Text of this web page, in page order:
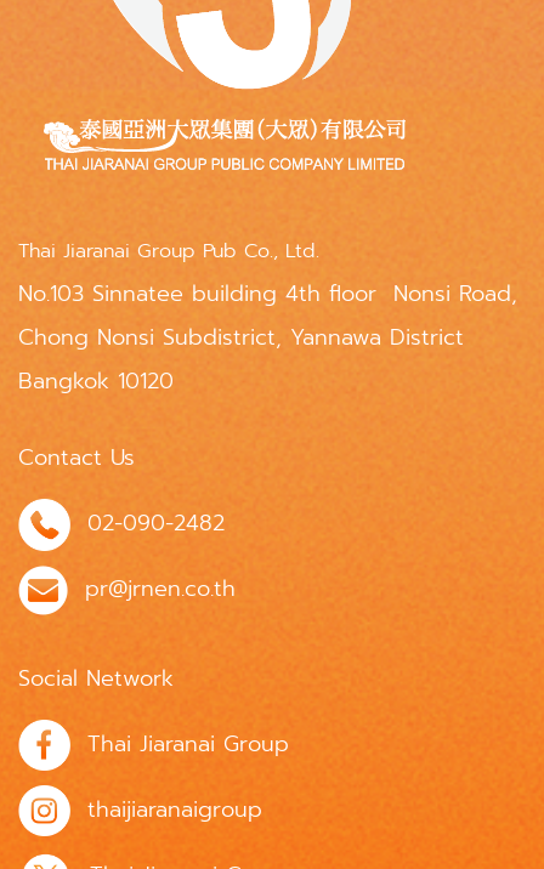
Thai Jiaranai Group Pub Co., Ltd.
No.103 Sinnatee building 4th floor Nonsi Road,
Chong Nonsi Subdistrict, Yannawa District
Bangkok 10120
Contact Us
02-090-2482
pr@jrnen.co.th
Social Network
Thai Jiaranai Group
thaijiaranaigroup